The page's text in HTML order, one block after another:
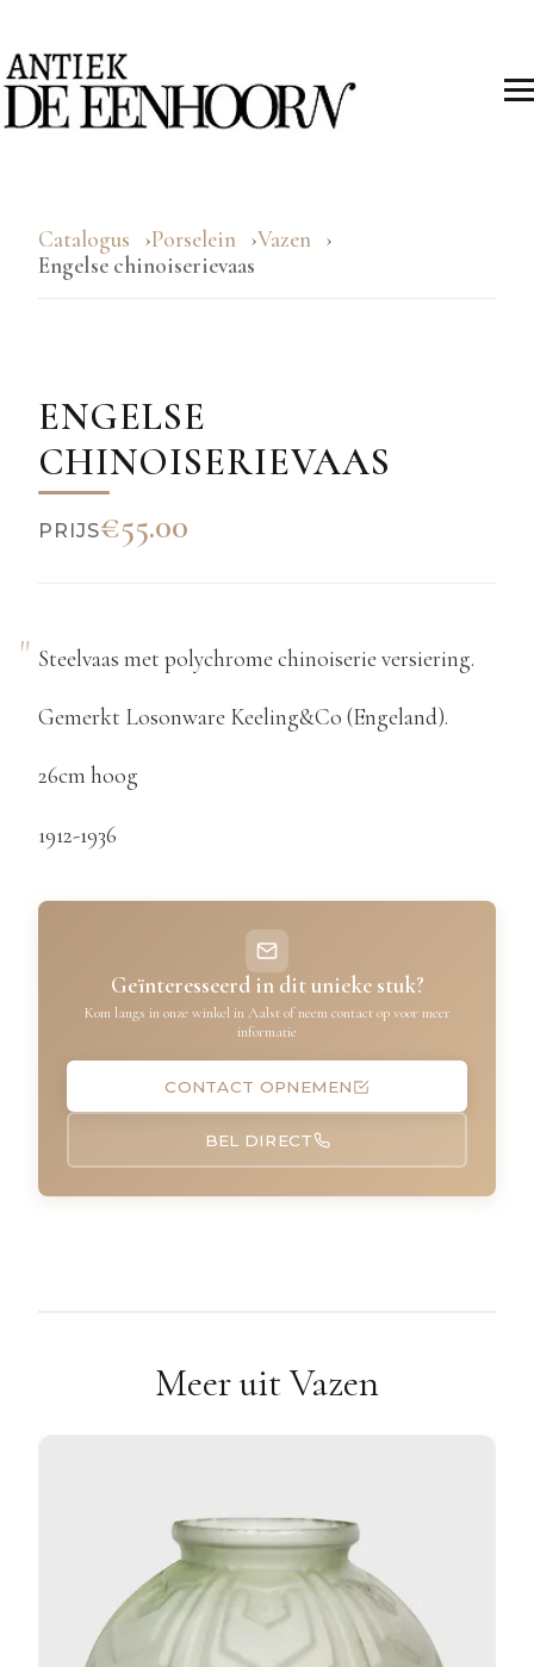
Catalogus Porselein
Vazen
Engelse chinoiserievaas
ENGELSE
CHINOISERIEVAAS
PRIJS€55.00
Steelvaas met polychrome chinoiserie versiering.
Gemerkt Losonware Keeling&Co (Engeland).
26cm hoog
1912-1936
Geïnteresseerd in dit unieke stuk?
Kom langs in onze winkel in Aalst of neem contact op voor meer
informatie
CONTACT OPNEMEN
BEL DIRECT
Meer uit Vazen